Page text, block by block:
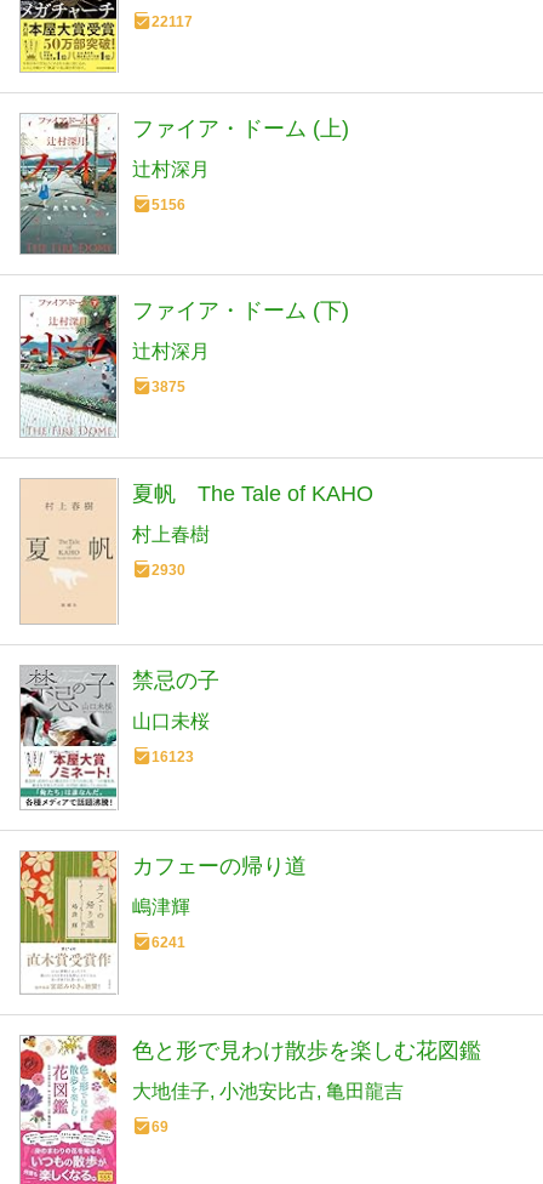
22117
ファイア・ドーム (上)
辻村深月
5156
ファイア・ドーム (下)
辻村深月
3875
夏帆 The Tale of KAHO
村上春樹
2930
禁忌の子
山口未桜
16123
カフェーの帰り道
嶋津輝
6241
色と形で見わけ散歩を楽しむ花図鑑
大地佳子 小池安比古 亀田龍吉
69